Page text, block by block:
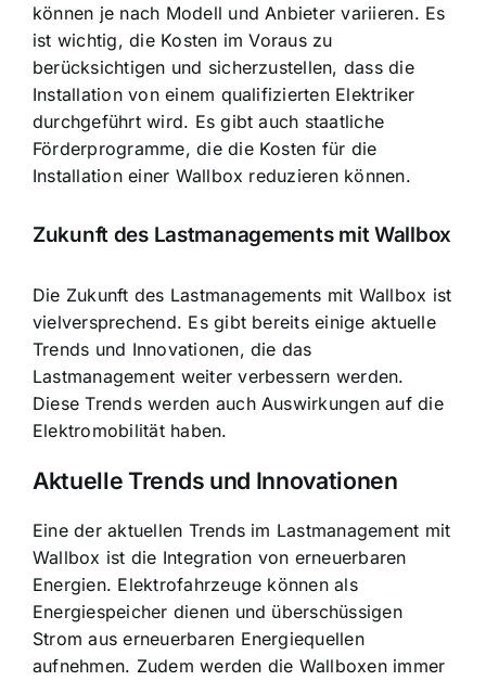
können je nach Modell und Anbieter variieren. Es
ist wichtig, die Kosten im Voraus zu
berücksichtigen und sicherzustellen, dass die
Installation von einem qualifizierten Elektriker
durchgeführt wird. Es gibt auch staatliche
Förderprogramme, die die Kosten für die
Installation einer Wallbox reduzieren können.
Zukunft des Lastmanagements mit Wallbox
Die Zukunft des Lastmanagements mit Wallbox ist
vielversprechend. Es gibt bereits einige aktuelle
Trends und Innovationen, die das
Lastmanagement weiter verbessern werden.
Diese Trends werden auch Auswirkungen auf die
Elektromobilität haben.
Aktuelle Trends und Innovationen
Eine der aktuellen Trends im Lastmanagement mit
Wallbox ist die Integration von erneuerbaren
Energien. Elektrofahrzeuge können als
Energiespeicher dienen und überschüssigen
Strom aus erneuerbaren Energiequellen
aufnehmen. Zudem werden die Wallboxen immer